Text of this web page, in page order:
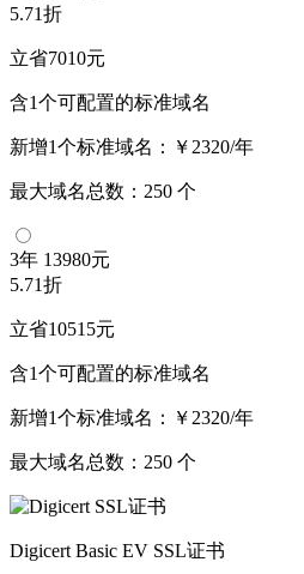
5.71折
立省7010元
含1个可配置的标准域名
新增1个标准域名： ￥2320/年
最大域名总数： 250 个
3年 13980元
5.71折
立省10515元
含1个可配置的标准域名
新增1个标准域名： ￥2320/年
最大域名总数： 250 个
Digicert Basic EV SSL证书